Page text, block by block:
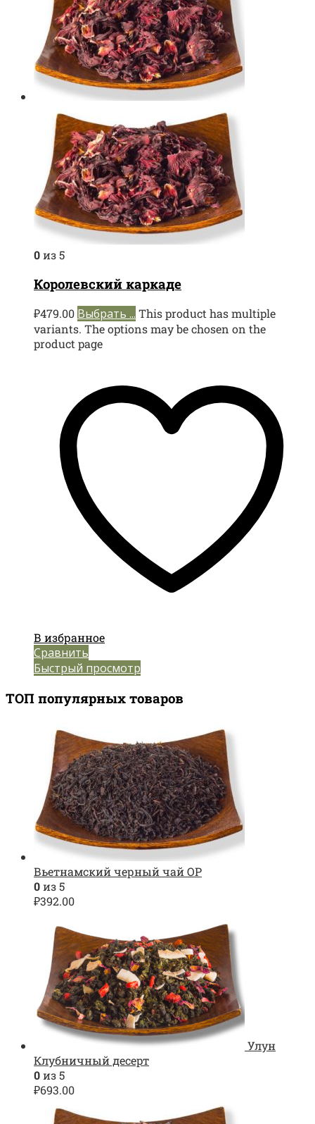
0из 5
Королевский каркаде
₽479.00 Выбрать ... This product has multiple
variants. The options may be chosen on the
product page
В избранное
Сравнить
Быстрый просмотр
ТОП популярных товаров
Вьетнамский черный чай OP
0из 5
₽392.00
Улун
Клубничный десерт
0из 5
₽693.00